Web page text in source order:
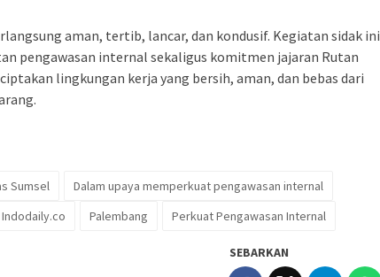
aman, tertib, lancar, dan kondusif. Kegiatan sidak ini
pengawasan internal sekaligus komitmen jajaran Rutan
lingkungan kerja yang bersih, aman, dan bebas dari
Sumsel
Dalam upaya memperkuat pengawasan internal
Indodaily.co Palembang Perkuat Pengawasan Internal
SEBARKAN